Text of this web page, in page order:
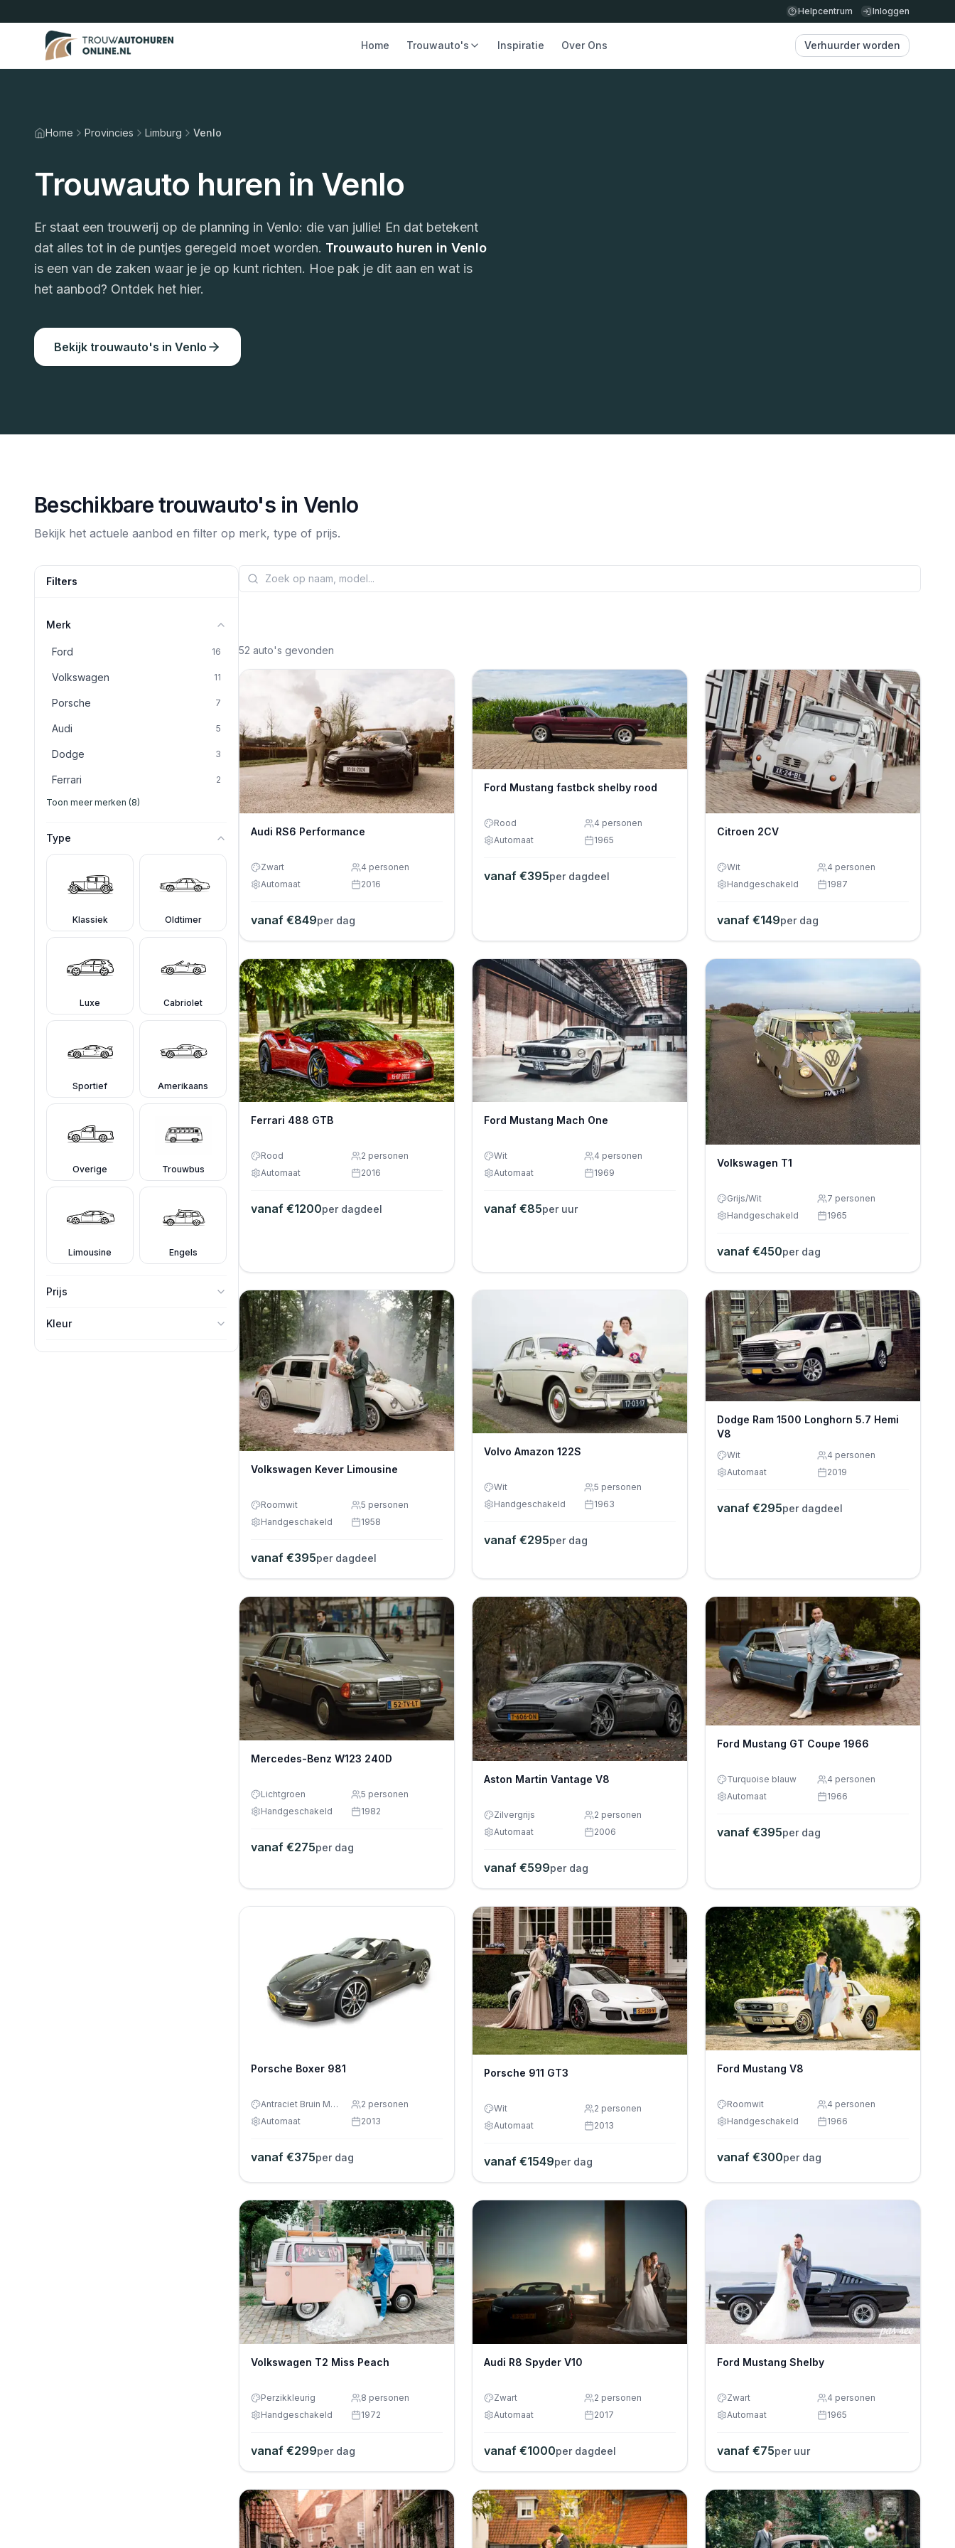
Helpcentrum Inloggen
Home Trouwauto's Inspiratie Over Ons Verhuurder worden
Home Provincies Limburg Venlo
Trouwauto huren in Venlo
Er staat een trouwerij op de planning in Venlo: die van jullie! En dat betekent
dat alles tot in de puntjes geregeld moet worden. Trouwauto huren in Venlo
is een van de zaken waar je je op kunt richten. Hoe pak je dit aan en wat is
het aanbod? Ontdek het hier.
Bekijk trouwauto's in Venlo
Beschikbare trouwauto's in Venlo
Bekijk het actuele aanbod en filter op merk, type of prijs.
Filters
Merk
Ford 16
Volkswagen 11
Porsche 7
Audi 5
Dodge 3
Ferrari 2
Toon meer merken (8)
Type
Klassiek Oldtimer
Luxe Cabriolet
Sportief Amerikaans
Overige Trouwbus
Limousine Engels
Prijs
Kleur
Antraciet Bruin Metallic
52 auto's gevonden
Audi RS6 Performance
Zwart 4 personen
Automaat
2016
vanaf €849per dag
Ford Mustang fastbck shelby rood
Rood 4 personen
Automaat
1965
vanaf €395per dagdeel
Citroen 2CV
Wit 4 personen
Handgeschakeld
1987
vanaf €149per dag
Ferrari 488 GTB
Rood 2 personen
Automaat
2016
vanaf €1200per dagdeel
Ford Mustang Mach One
Wit 4 personen
Automaat
1969
vanaf €85per uur
Volkswagen T1
Grijs/Wit 7 personen
Handgeschakeld
1965
vanaf €450per dag
Volkswagen Kever Limousine
Roomwit 5 personen
Handgeschakeld
1958
vanaf €395per dagdeel
Volvo Amazon 122S
Wit 5 personen
Handgeschakeld
1963
vanaf €295per dag
Dodge Ram 1500 Longhorn 5.7 Hemi
V8
Wit 4 personen
Automaat
2019
vanaf €295per dagdeel
Mercedes-Benz W123 240D
Lichtgroen 5 personen
Handgeschakeld
1982
vanaf €275per dag
Aston Martin Vantage V8
Zilvergrijs 2 personen
Automaat
2006
vanaf €599per dag
Ford Mustang GT Coupe 1966
Turquoise blauw 4 personen
Automaat
1966
vanaf €395per dag
Porsche Boxer 981
Antraciet Bruin Metallic 2 personen
Automaat
2013
vanaf €375per dag
Porsche 911 GT3
Wit 2 personen
Automaat
2013
vanaf €1549per dag
Ford Mustang V8
Roomwit 4 personen
Handgeschakeld
1966
vanaf €300per dag
Volkswagen T2 Miss Peach
Perzikkleurig 8 personen
Handgeschakeld
1972
vanaf €299per dag
Audi R8 Spyder V10
Zwart 2 personen
Automaat
2017
vanaf €1000per dagdeel
Ford Mustang Shelby
Zwart 4 personen
Automaat
1965
vanaf €75per uur